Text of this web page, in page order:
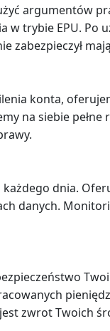
argumentów
trybie EPU.
konta,
na siebie
dnia.
danych.
zwrot Twoich